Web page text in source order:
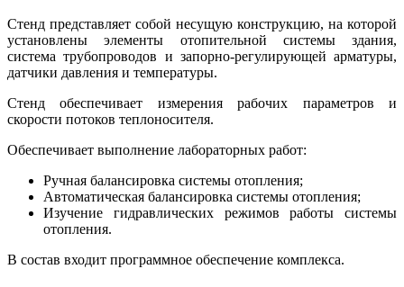
Стенд представляет собой несущую конструкцию, на которой
установлены элементы отопительной системы здания,
система трубопроводов и запорно-регулирующей арматуры,
датчики давления и температуры.
Стенд обеспечивает измерения рабочих параметров и
скорости потоков теплоносителя.
Обеспечивает выполнение лабораторных работ:
Ручная балансировка системы отопления;
Автоматическая балансировка системы отопления;
Изучение гидравлических режимов работы системы
отопления.
В состав входит программное обеспечение комплекса.